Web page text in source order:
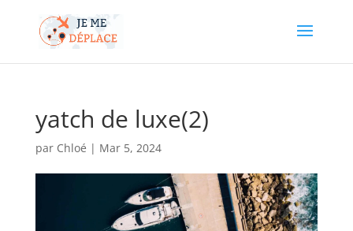
yatch de luxe(2)
par Chloé | Mar 5, 2024